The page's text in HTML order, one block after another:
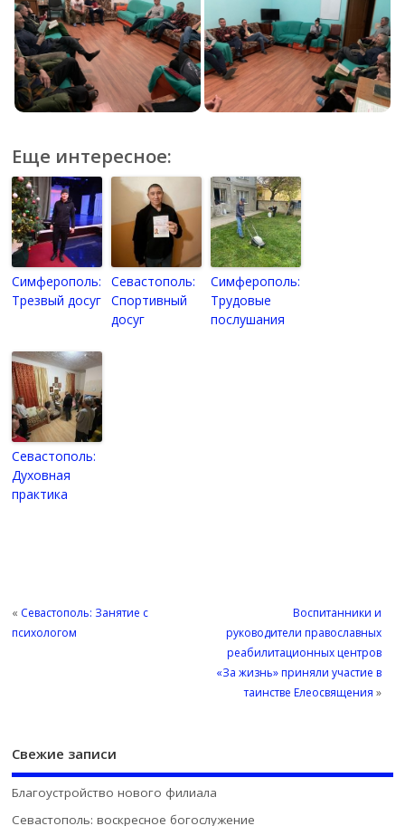
Еще интересное:
Симферополь:
Трезвый досуг
Севастополь:
Спортивный
досуг
Симферополь:
Трудовые
послушания
Севастополь:
Духовная
практика
« Севастополь: Занятие с
психологом
Воспитанники и
руководители православных
реабилитационных центров
«За жизнь» приняли участие в
таинстве Елеосвящения »
Свежие записи
Благоустройство нового филиала
Севастополь: воскресное богослужение